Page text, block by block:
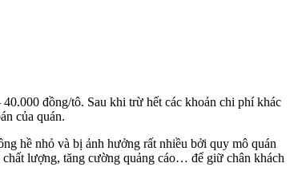
đồng/tô. Sau khi trừ hết các khoản chi phí khác
của quán.
hề nhỏ và bị ảnh hưởng rất nhiều bởi quy mô quán
lượng, tăng cường quảng cáo… để giữ chân khách